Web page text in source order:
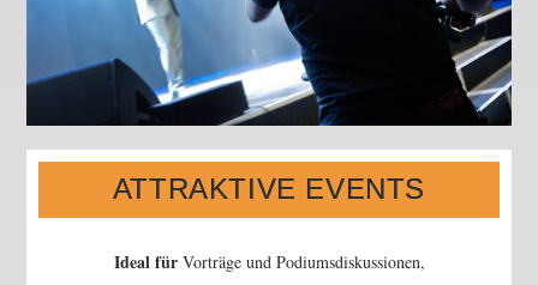
ATTRAKTIVE EVENTS
Ideal fürVorträge und Podiumsdiskussionen,